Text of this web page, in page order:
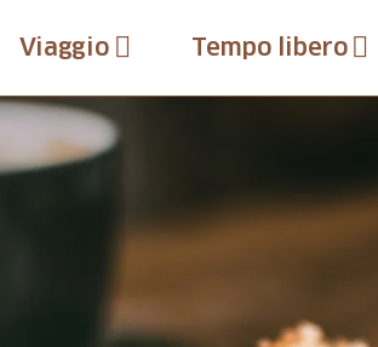
Viaggio Tempo libero